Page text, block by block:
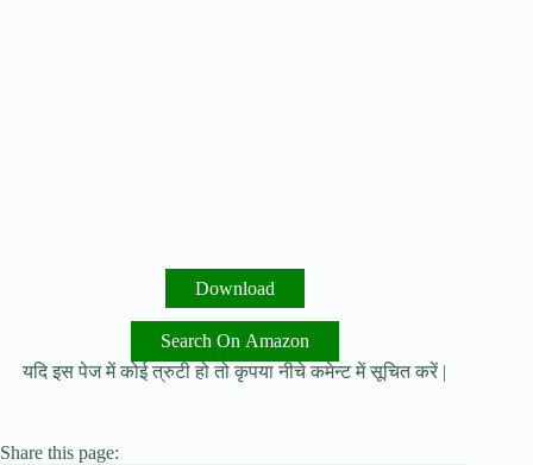
Download
Search On Amazon
यदि इस पेज में कोई त्रुटी हो तो कृपया नीचे कमेन्ट में सूचित करें |
Share this page: